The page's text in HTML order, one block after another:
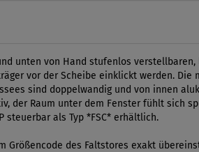
unten von Hand stufenlos
vor der Scheibe einklickt werden.
sind doppelwandig und von innen
der Raum unter dem Fenster fühlt sich
steuerbar als Typ *FSC* erhältlich.
Größencode des Faltstores exakt